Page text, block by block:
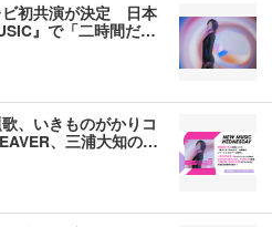
ビ初共演が決定 日本
』で「二時間だ…
、いきものがかりコ
、三浦大知の…